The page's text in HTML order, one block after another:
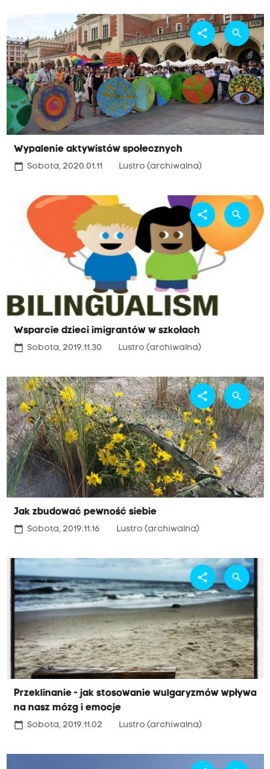
Wypalenie aktywistów społecznych
calendar_today Sobota, 2020.01.11 Lustro (archiwalna)
share search
Wsparcie dzieci imigrantów w szkołach
calendar_today Sobota, 2019.11.30 Lustro (archiwalna)
share search
Jak zbudować pewność siebie
calendar_today Sobota, 2019.11.16 Lustro (archiwalna)
share search
Przeklinanie - jak stosowanie wulgaryzmów wpływa
na nasz mózg i emocje
calendar_today Sobota, 2019.11.02 Lustro (archiwalna)
share search